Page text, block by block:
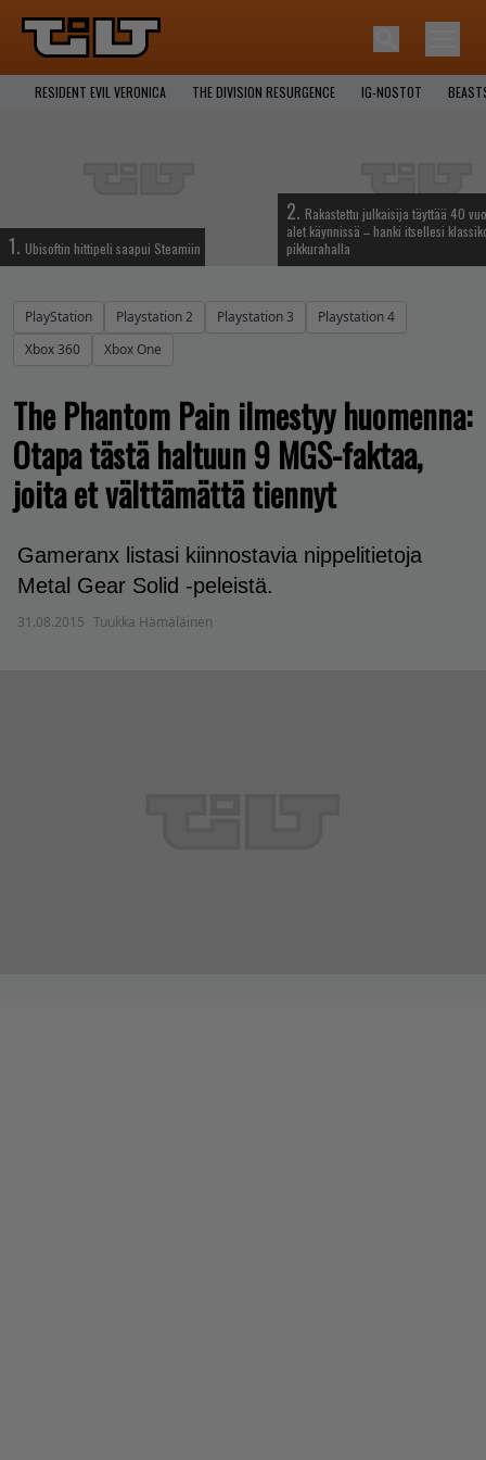
RESIDENT EVIL VERONICA THE DIVISION RESURGENCE IG-NOSTOT
1. Ubisoftin hittipeli saapui Steamiin
2. Rakastettu julkaisija täyttää 40
alet käynnissä – hanki itsellesi
pikkurahalla
PlayStation Playstation 2 Playstation 3
Playstation 4
Xbox 360
Xbox One
The Phantom Pain ilmestyy huomenna:
Otapa tästä haltuun 9 MGS-faktaa,
joita et välttämättä tiennyt
Gameranx listasi kiinnostavia nippelitietoja
Metal Gear Solid -peleistä.
31.08.2015 Tuukka Hämäläinen